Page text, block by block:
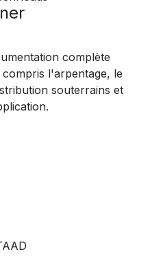
complète
l'arpentage, le
souterrains et